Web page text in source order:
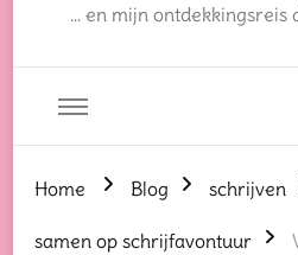
… en mijn ontdekkingsreis
Home Blog schrijven
samen op schrijfavontuur